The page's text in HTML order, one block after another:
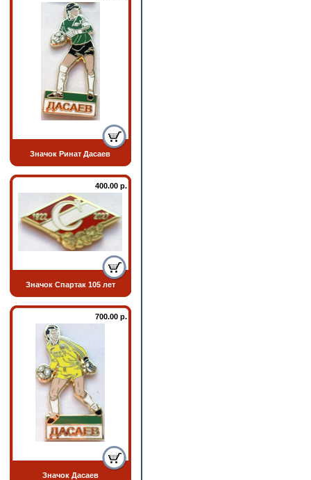
Значок Ринат Дасаев
400.00 р.
Значок Спартак 105 лет
700.00 р.
Значок Дасаев